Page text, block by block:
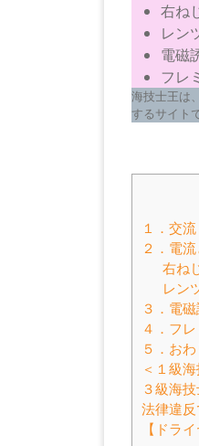
右ね
レン
電磁
フレ
海技士王は
するサイト
１．交
２．電
右ね
レン
３．電
４．フ
５．お
＜１級
３級海
法律違
【ドラ